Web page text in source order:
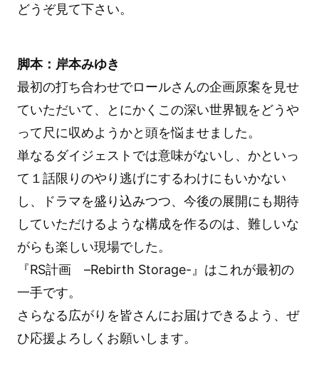
どうぞ見て下さい。
脚本：岸本みゆき
最初の打ち合わせでロールさんの企画原案を見せ
ていただいて、とにかくこの深い世界観をどうや
って尺に収めようかと頭を悩ませました。
単なるダイジェストでは意味がないし、かといっ
て１話限りのやり逃げにするわけにもいかない
し、ドラマを盛り込みつつ、今後の展開にも期待
していただけるような構成を作るのは、難しいな
がらも楽しい現場でした。
『RS計画 –Rebirth Storage-』はこれが最初の
一手です。
さらなる広がりを皆さんにお届けできるよう、ぜ
ひ応援よろしくお願いします。